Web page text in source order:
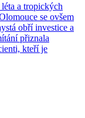
a tropických
se ovšem
obří investice a
přiznala
kteří je